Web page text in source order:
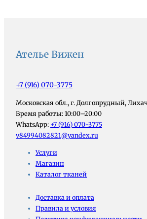
Ателье Вижен
+7 (916) 070-3775
Московская обл., г. Долгопрудный,
Время работы: 10:00–20:00
WhatsApp: +7 (916) 070-3775
v84994082821@yandex.ru
Услуги
Магазин
Каталог тканей
Доставка и оплата
Правила и условия